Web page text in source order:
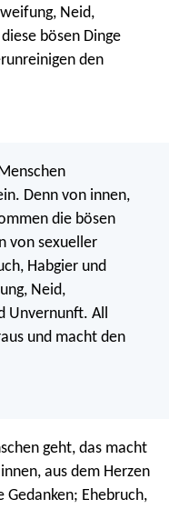
Neid,
bösen Dinge
den
Denn von innen,
die bösen
von sexueller
Habgier und
Neid,
Unvernunft. All
und macht den
geht, das macht
aus dem Herzen
Gedanken; Ehebruch,